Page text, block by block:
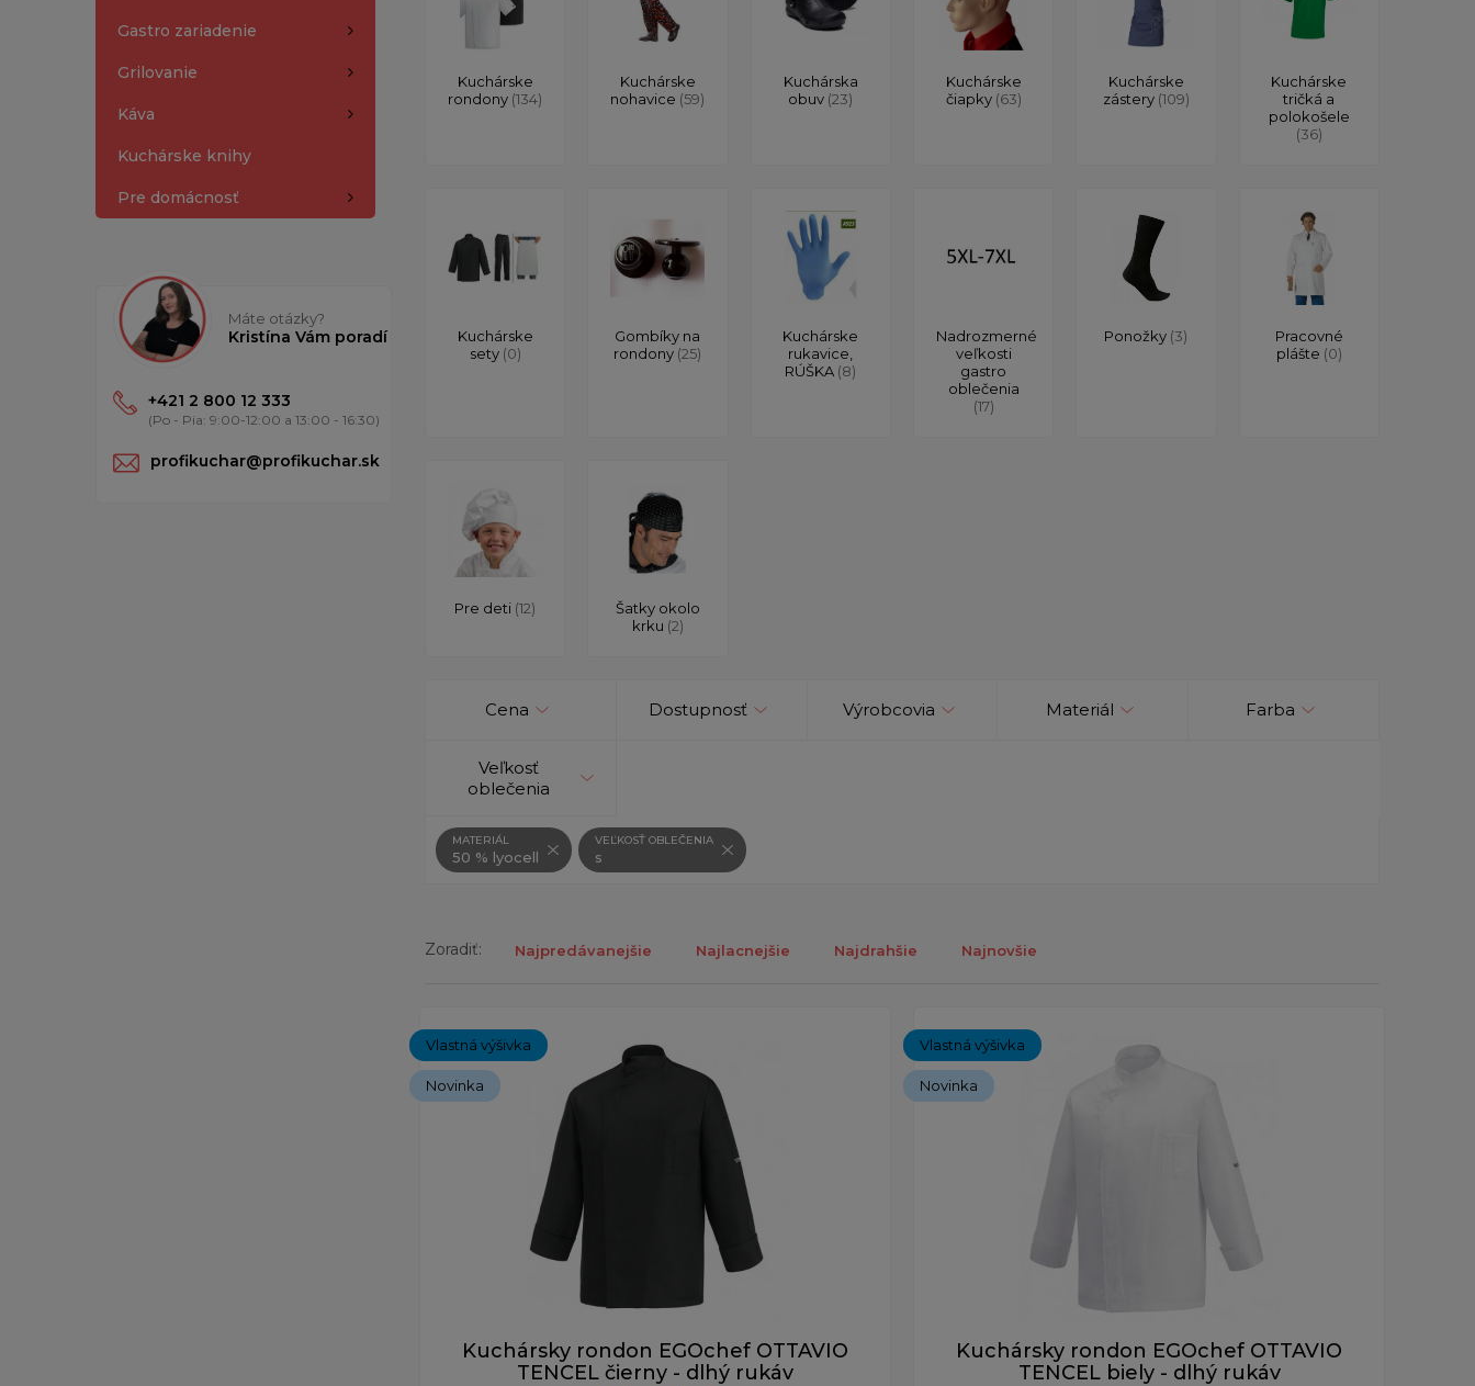
Gastro zariadenie
Grilovanie
Káva
Kuchárske knihy
Pre domácnosť
Máte otázky?
Kristína Vám poradí
+421 2 800 12 333
(Po - Pia: 9:00-12:00 a 13:00 - 16:30)
profikuchar@profikuchar.sk
Kuchárske
rondony (134)
Kuchárske
nohavice (59)
Kuchárska
obuv (23)
Kuchárske
čiapky (63)
Kuchárske
zástery (109)
Kuchárske
tričká a
polokošele
(36)
Kuchárske
sety (0)
Gombíky na
rondony (25)
Kuchárske
rukavice,
RÚŠKA (8)
Nadrozmerné
veľkosti
gastro
oblečenia
(17)
Ponožky (3)
Pracovné
plášte (0)
Pre deti (12)
Šatky okolo
krku (2)
Cena Dostupnosť Výrobcovia Materiál Farba
Veľkosť
oblečenia
MATERIÁL
50 % lyocell
VEĽKOSŤ OBLEČENIA
s
Zoradiť: Najpredávanejšie Najlacnejšie Najdrahšie Najnovšie
Vlastná výšivka
Novinka
Kuchársky rondon EGOchef OTTAVIO
TENCEL čierny - dlhý rukáv
Vlastná výšivka
Novinka
Kuchársky rondon EGOchef OTTAVIO
TENCEL biely - dlhý rukáv